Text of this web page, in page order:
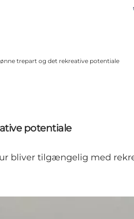
trepart og det rekreative potentiale
potentiale
bliver tilgængelig med